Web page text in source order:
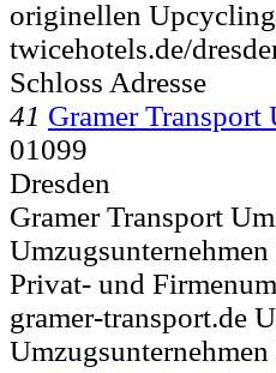
originellen
twicehotels.de/
Schloss Adresse
41 Gramer Transport
01099
Dresden
Gramer Transport
Privat- und
gramer-transport.de